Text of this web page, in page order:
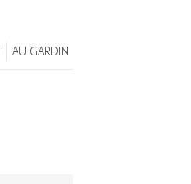
AU GARDIN